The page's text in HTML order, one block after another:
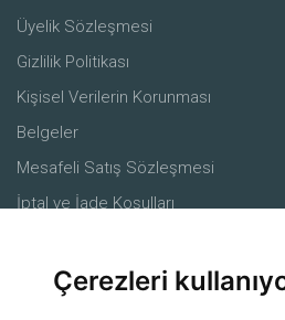
Çerezleri
Üyelik Sözleşmesi
Gizlilik Politikası
Kişisel Verilerin Korunması
Belgeler
Mesafeli Satış Sözleşmesi
İptal ve İade Koşulları
Ürünler